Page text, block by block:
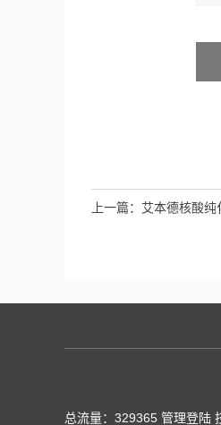
上一篇： 艾本德核酸
总流量：329365 管理登陆